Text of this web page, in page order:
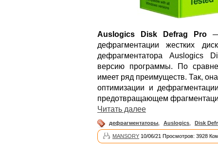
Auslogics Disk Defrag Pro —
дефрагментации жестких
дефрагментатора Auslogics
версию программы. По
имеет ряд преимуществ. Так,
оптимизации и
предотвращающем
Читать далее
дефрагментаторы Auslogics Disk
MANSORY 10/06/21 Просмотров: 3928